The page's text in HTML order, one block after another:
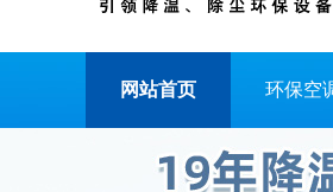
网站首页 环保空